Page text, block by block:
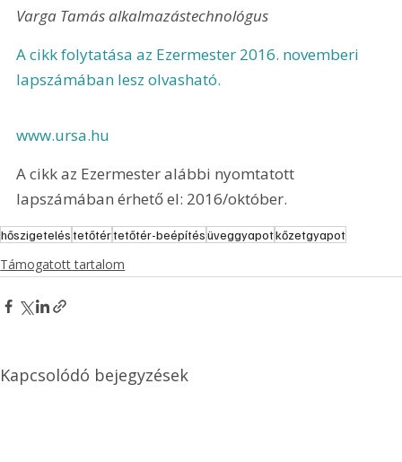
Varga Tamás alkalmazástechnológus
A cikk folytatása az Ezermester 2016. novemberi
lapszámában lesz olvasható.
www.ursa.hu
A cikk az Ezermester alábbi nyomtatott
lapszámában érhető el: 2016/október.
hőszigeteléstetőtértetőtér-beépítésüveggyapotkőzetgyapot
Támogatott tartalom
Kapcsolódó bejegyzések